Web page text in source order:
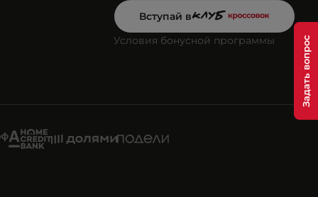
Вступай в
Условия бонусной программы